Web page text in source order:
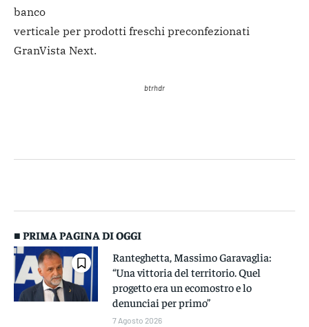
banco
verticale per prodotti freschi preconfezionati
GranVista Next.
btrhdr
■ PRIMA PAGINA DI OGGI
Ranteghetta, Massimo Garavaglia:
“Una vittoria del territorio. Quel
progetto era un ecomostro e lo
denunciai per primo”
7 Agosto 2026